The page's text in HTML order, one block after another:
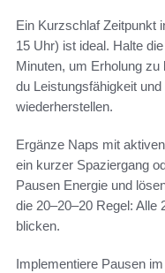
Ein Kurzschlaf Zeitpunkt
15 Uhr) ist ideal. Halte
Minuten, um Erholung
du Leistungsfähigkeit
wiederherstellen.
Ergänze Naps mit
ein kurzer Spaziergang
Pausen Energie und
die 20–20–20 Regel: Alle
blicken.
Implementiere Pausen